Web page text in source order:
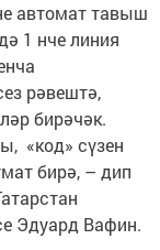
автомат тавыш
1 нче линия
рәвештә,
бирәчәк.
«код» сүзен
бирә, – дип
Эдуард Вафин.